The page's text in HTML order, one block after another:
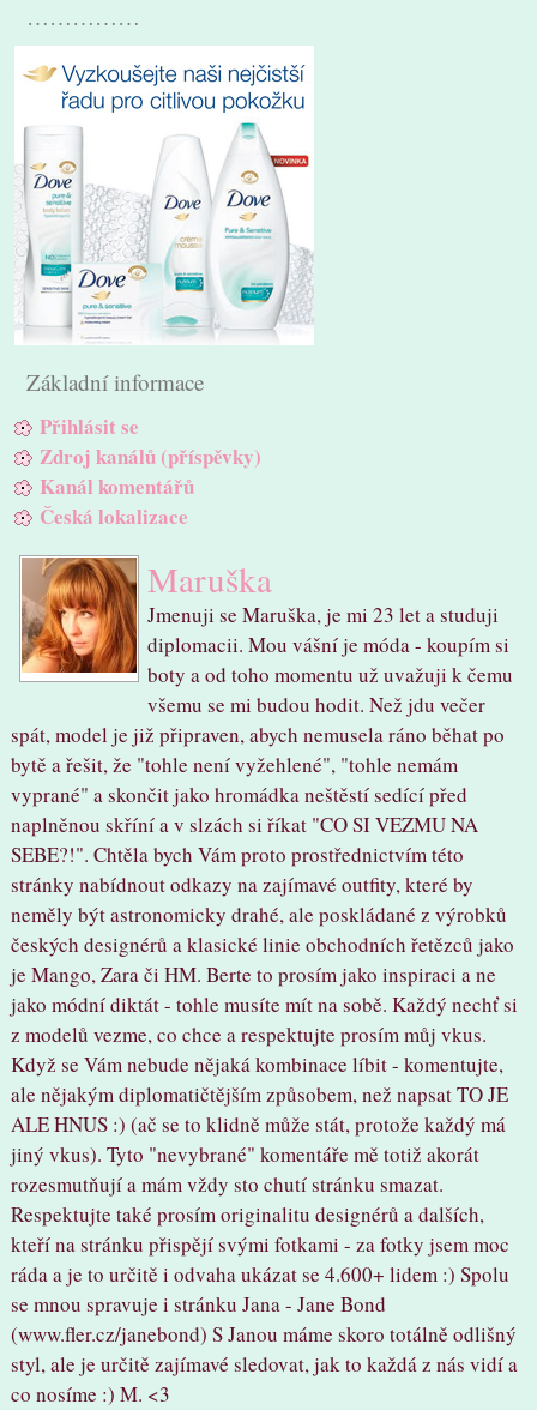
……………
Základní informace
Přihlásit se
Zdroj kanálů (příspěvky)
Kanál komentářů
Česká lokalizace
Maruška
Jmenuji se Maruška, je mi 23 let a studuji
diplomacii. Mou vášní je móda - koupím si
boty a od toho momentu už uvažuji k čemu
všemu se mi budou hodit. Než jdu večer
spát, model je již připraven, abych nemusela ráno běhat po
bytě a řešit, že "tohle není vyžehlené", "tohle nemám
vyprané" a skončit jako hromádka neštěstí sedící před
naplněnou skříní a v slzách si říkat "CO SI VEZMU NA
SEBE?!". Chtěla bych Vám proto prostřednictvím této
stránky nabídnout odkazy na zajímavé outfity, které by
neměly být astronomicky drahé, ale poskládané z výrobků
českých designérů a klasické linie obchodních řetězců jako
je Mango, Zara či HM. Berte to prosím jako inspiraci a ne
jako módní diktát - tohle musíte mít na sobě. Každý nechť si
z modelů vezme, co chce a respektujte prosím můj vkus.
Když se Vám nebude nějaká kombinace líbit - komentujte,
ale nějakým diplomatičtějším způsobem, než napsat TO JE
ALE HNUS :) (ač se to klidně může stát, protože každý má
jiný vkus). Tyto "nevybrané" komentáře mě totiž akorát
rozesmutňují a mám vždy sto chutí stránku smazat.
Respektujte také prosím originalitu designérů a dalších,
kteří na stránku přispějí svými fotkami - za fotky jsem moc
ráda a je to určitě i odvaha ukázat se 4.600+ lidem :) Spolu
se mnou spravuje i stránku Jana - Jane Bond
(www.fler.cz/janebond) S Janou máme skoro totálně odlišný
styl, ale je určitě zajímavé sledovat, jak to každá z nás vidí a
co nosíme :) M. <3